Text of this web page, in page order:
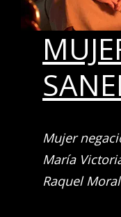
Mujer
María
Raquel